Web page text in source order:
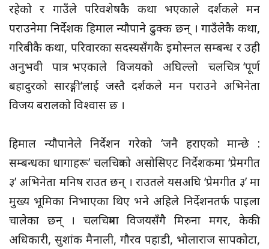
रहेको र गाउँले परिवशेषकै कथा भएकाले दर्शकले मन
पराउनेमा निर्देशक हिमाल न्यौपाने ढुक्क छन् । गाउँलेकै कथा,
गरिबीकै कथा, परिवारका सदस्यसँगकै इमोस्नल सम्बन्ध र उही
अनुभवी पात्र भएकाले विजयको अघिल्लो चलचित्र ‘पूर्ण
बहादुरको सारङ्गी’लाई जस्तै दर्शकले मन पराउने अभिनेता
विजय बरालको विश्वास छ ।
हिमाल न्यौपानेले निर्देशन गरेको ‘जनै हराएको मान्छे :
सम्बन्धका धागाहरू’ चलचित्रको असोसिएट निर्देशकमा ‘प्रेमगीत
३’ अभिनेता मनिष राउत छन् । राउतले यसअघि ‘प्रेमगीत ३’ मा
मुख्य भूमिका निभाएका थिए भने अहिले निर्देशनतर्फ पाइला
चालेका छन् । चलचित्रमा विजयसँगै मिरुना मगर, केकी
अधिकारी, सुशांक मैनाली, गौरव पहाडी, भोलाराज सापकोटा,